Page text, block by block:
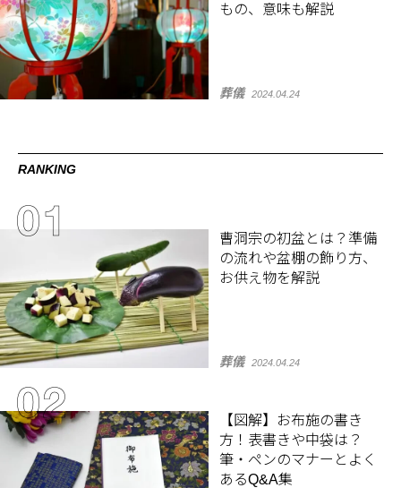
もの、意味も解説
葬儀 2024.04.24
RANKING
曹洞宗の初盆とは？準備
の流れや盆棚の飾り方、
お供え物を解説
葬儀 2024.04.24
【図解】お布施の書き
方！表書きや中袋は？
筆・ペンのマナーとよく
あるQ&A集